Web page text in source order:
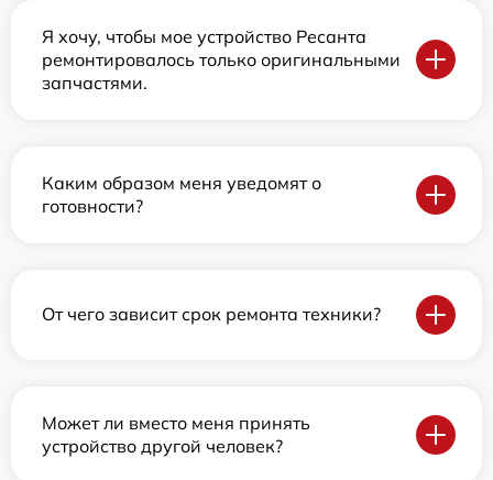
Я хочу, чтобы мое устройство Ресанта
ремонтировалось только оригинальными
запчастями.
Каким образом меня уведомят о
готовности?
От чего зависит срок ремонта техники?
Может ли вместо меня принять
устройство другой человек?